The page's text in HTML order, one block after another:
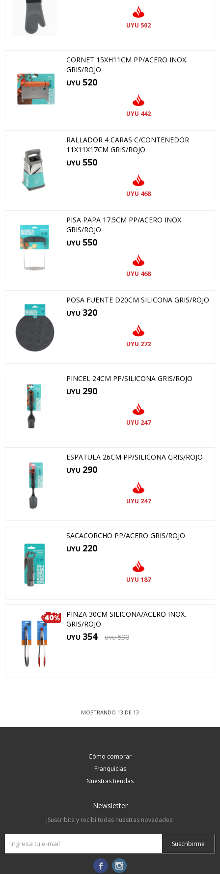
UYU 502
CORNET 15XH11CM PP/ACERO INOX.
GRIS/ROJO
UYU 520
UYU 442
RALLADOR 4 CARAS C/CONTENEDOR
11X11X17CM GRIS/ROJO
UYU 550
UYU 468
PISA PAPA 17.5CM PP/ACERO INOX.
GRIS/ROJO
UYU 550
UYU 468
POSA FUENTE D20CM SILICONA GRIS/ROJO
UYU 320
UYU 272
PINCEL 24CM PP/SILICONA GRIS/ROJO
UYU 290
UYU 247
ESPATULA 26CM PP/SILICONA GRIS/ROJO
UYU 290
UYU 247
SACACORCHO PP/ACERO GRIS/ROJO
UYU 220
UYU 187
PINZA 30CM SILICONA/ACERO INOX.
GRIS/ROJO
UYU 354 UYU 590
MOSTRANDO 13 DE 13
Cómo comprar
Franquicias
Nuestras tiendas
Newsletter
¡Suscribite y recibí todas nuestras novedades!
Suscribirme
 